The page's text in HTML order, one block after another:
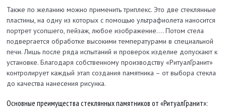
Также по желанию можно применить триплекс. Это две стеклянные
пластины, на одну из которых с помощью ультрафиолета наносится
портрет усопшего, пейзаж, любое изображение…. Потом стела
подвергается обработке высокими температурами в специальной
печи. Лишь после ряда испытаний и проверок изделие допускают к
установке. Благодаря собственному производству «РитуалГранит»
контролирует каждый этап создания памятника – от выбора стекла
до качества нанесения рисунка.
Основные преимущества стеклянных памятников от «РитуалГранит»: